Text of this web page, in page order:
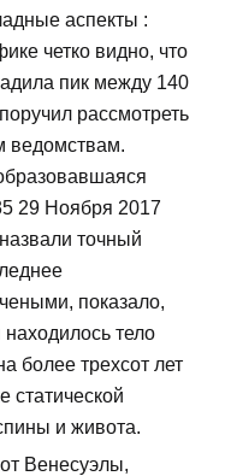
аспекты :
четко видно, что
пик между 140
рассмотреть
ведомствам.
29 Ноября 2017
точный
показало,
тело
более трехсот лет
статической
и живота.
Венесуэлы,